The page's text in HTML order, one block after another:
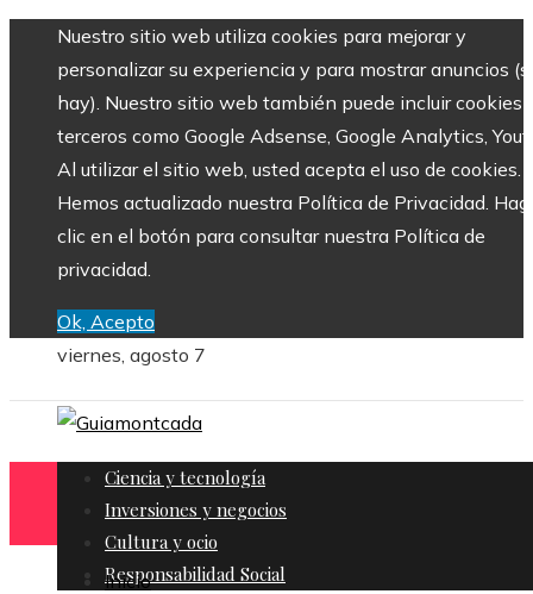
Nuestro sitio web utiliza cookies para mejorar y
personalizar su experiencia y para mostrar anuncios
hay). Nuestro sitio web también puede incluir cookies
terceros como Google Adsense, Google Analytics,
Al utilizar el sitio web, usted acepta el uso de cookies.
Hemos actualizado nuestra Política de Privacidad.
clic en el botón para consultar nuestra Política de
privacidad.
Ok, Acepto
viernes, agosto 7
Ciencia y tecnología
Inversiones y negocios
Cultura y ocio
Responsabilidad Social
Inicio